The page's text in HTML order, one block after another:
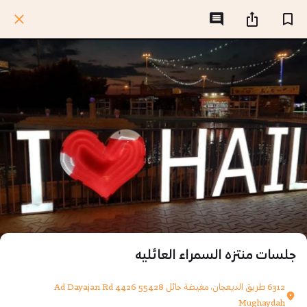
جلسات منتزه السمراء العائليه
6312 طريق الديعجان، مغيضة حائل 55428 4426 Ad Dayajan Rd
Mughaydah